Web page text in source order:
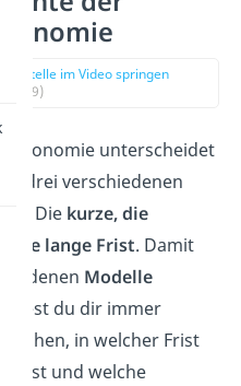
zur Stelle im Video springen
(00:09)
unterscheidet
drei verschiedenen
Die kurze, die
die lange Frist. Damit
Modelle
du dir immer
in welcher Frist
und welche